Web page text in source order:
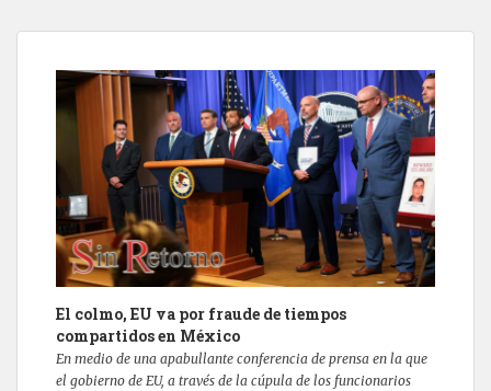
El colmo, EU va por fraude de tiempos
compartidos en México
En medio de una apabullante conferencia de prensa en la que
el gobierno de EU, a través de la cúpula de los funcionarios